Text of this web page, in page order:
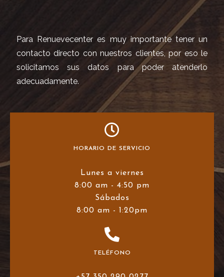
Para Renuevecenter es muy importante tener un
contacto directo con nuestros clientes, por eso le
solicitamos sus datos para poder atenderlo
adecuadamente.
HORARIO DE SERVICIO
Lunes a viernes
8:00 am - 4:50 pm
Sábados
8:00 am - 1:20pm
TELÉFONO